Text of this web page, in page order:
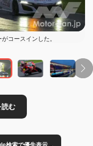
コースインした。